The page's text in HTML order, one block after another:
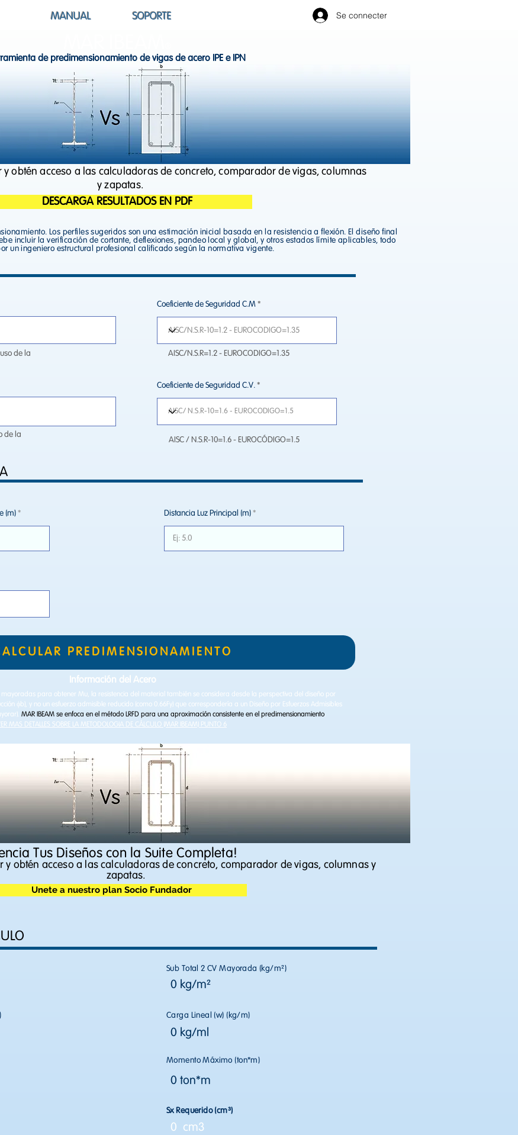
MANUAL SOPORTE Se connecter
de predimensionamiento de vigas de acero IPE e IPN
y obtén acceso a las calculadoras de concreto, comparador de vigas, columnas
y zapatas.
DESCARGA RESULTADOS EN PDF
Los perfiles sugeridos son una estimación inicial basada en la resistencia a flexión. El diseño final
incluir la verificación de cortante, deflexiones, pandeo local y global, y otros estados límite aplicables, todo
un ingeniero estructural profesional calificado según la normativa vigente.
de la
de la
Coeficiente de Seguridad C.M
AISC/N.S.R=1.2 - EUROCODIGO=1.35
Coeficiente de Seguridad C.V.
AISC / N.S.R-10=1.6 - EUROCÓDIGO=1.5
(m) Distancia Luz Principal (m)
PREDIMENSIONAMIENTO
Información del Acero
mayoradas para obtener Mu, la resistencia del material también se considera desde la perspectiva del diseño por
ϕb​), y no un esfuerzo admisible reducido (como 0.66Fy​) que correspondería a un Diseño por Esfuerzos Admisibles
MAR IBEAM se enfoca en el método LRFD para una aproximación consistente en el predimensionamiento.
MAS DETALLES SOBRE LA METODOLOGIA DE CÁLCULO (MAR IBEAM) PUNTO 6
Tus Diseños con la Suite Completa!
y obtén acceso a las calculadoras de concreto, comparador de vigas, columnas y
zapatas.
Unete a nuestro plan Socio Fundador
Sub Total 2 CV Mayorada (kg/m²)
0 kg/m²
Carga Lineal (w) (kg/m)
0 kg/ml
Momento Máximo (ton*m)
0 ton*m
Sx Requerido (cm³)
0 cm3